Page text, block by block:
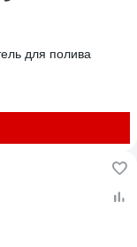
для полива